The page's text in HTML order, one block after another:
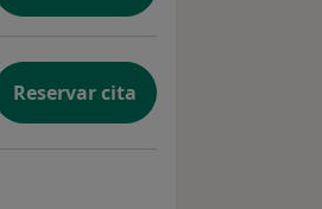
Reservar cita